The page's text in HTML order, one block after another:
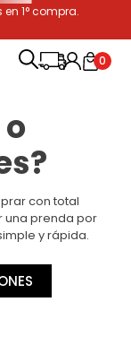
1° compra.
0
con total
una prenda por
y rápida.